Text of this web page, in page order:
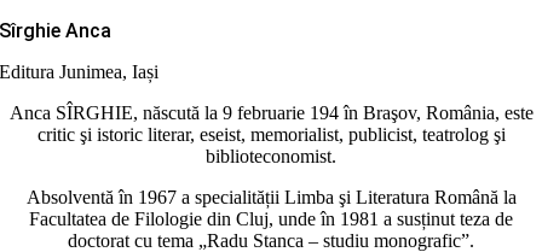
Sîrghie Anca
Editura Junimea, Iași
Anca SÎRGHIE, născută la 9 februarie 194 în Braşov, România, este
critic şi istoric literar, eseist, memorialist, publicist, teatrolog şi
biblioteconomist.
Absolventă în 1967 a specialității Limba şi Literatura Română la
Facultatea de Filologie din Cluj, unde în 1981 a susținut teza de
doctorat cu tema „Radu Stanca – studiu monografic”.